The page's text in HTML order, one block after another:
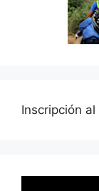
Inscripción al